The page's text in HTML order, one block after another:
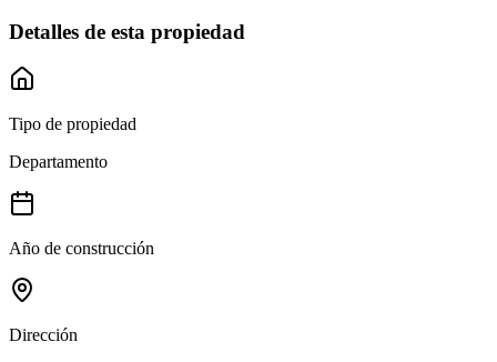
Detalles de esta propiedad
Tipo de propiedad
Departamento
Año de construcción
Dirección